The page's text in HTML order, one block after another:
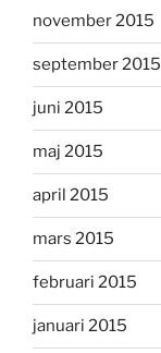
november 2015
september 2015
juni 2015
maj 2015
april 2015
mars 2015
februari 2015
januari 2015